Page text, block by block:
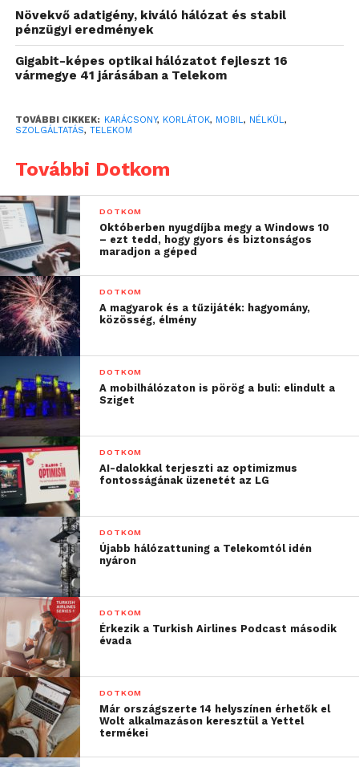
A tíz országban futó film – a pozsonyi MUW
Saatchi&Saatchi munkája –november folyamán
mutatkozott be Szlovákiában, majd Ausztrián,
Horvátországon, Montenegrón, Észak-Macedónián,
Csehországon keresztül érkezett Magyarországra.
„Az idei karácsonyi
kampányunkkal
szeretnénk az emberek
figyelmét felhívni a
korlátok lebontásának a
fontosságára, hogy
legyenek bátrak,
merjenek kilépni a
megszokott rutinból és
ismerjenek meg új
dolgokat.
Meggyőződésünk, hogy
ezáltal egymáshoz is
közelebb kerülünk,
amivel többek leszünk.
Felelős márkaként azért
dolgozunk, hogy digitális
megoldásokkal segítsük
a különbségek
áthidalását és az
előrelépést egyéni,
közösségi és országos
szinten is. Hiszünk benne,
Növekvő adatigény, kiváló hálózat és stabil
pénzügyi eredmények
Gigabit-képes optikai hálózatot fejleszt 16
vármegye 41 járásában a Telekom
TOVÁBBI CIKKEK: KARÁCSONY, KORLÁTOK, MOBIL, NÉLKÜL,
SZOLGÁLTATÁS, TELEKOM
További Dotkom
DOTKOM
Októberben nyugdíjba megy a Windows 10
– ezt tedd, hogy gyors és biztonságos
maradjon a géped
DOTKOM
A magyarok és a tűzijáték: hagyomány,
közösség, élmény
DOTKOM
A mobilhálózaton is pörög a buli: elindult a
Sziget
DOTKOM
AI-dalokkal terjeszti az optimizmus
fontosságának üzenetét az LG
DOTKOM
Újabb hálózattuning a Telekomtól idén
nyáron
DOTKOM
Érkezik a Turkish Airlines Podcast második
évada
DOTKOM
Már országszerte 14 helyszínen érhetők el
Wolt alkalmazáson keresztül a Yettel
termékei